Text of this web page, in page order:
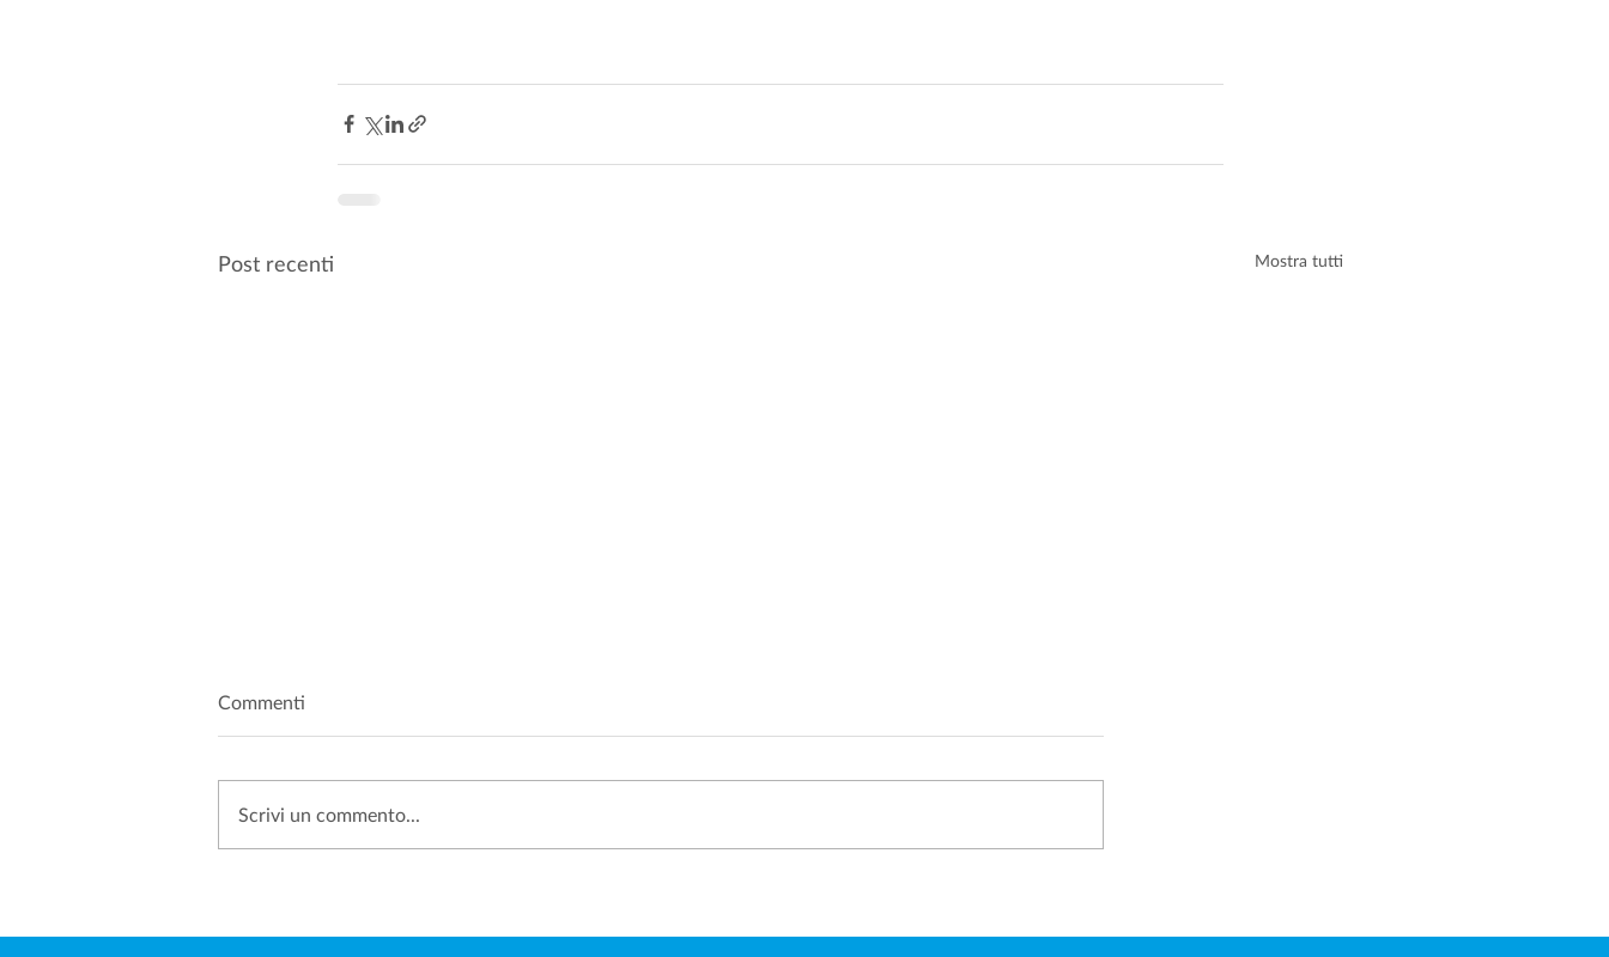
Post recenti Mostra tutti
SCELGONO DI IMPUGNARE
CONSENSO DI ENTRAMBI I
UNICO PER LA NOTIFICA
Commenti
Scrivi un commento...